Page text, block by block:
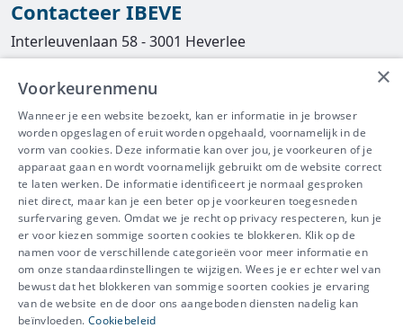
Contacteer IBEVE
Interleuvenlaan 58 - 3001 Heverlee
016/390490
info@ibeve.be
asbest@ibeve.be
Ondernemingsnummer: 0436 612 044
IBEVE maakt deel uit van Groep
IDEWE
Disclaimer-Privacy-Cookiebeleid
×
Voorkeurenmenu
Wanneer je een website bezoekt, kan er informatie in je browser
worden opgeslagen of eruit worden opgehaald, voornamelijk in de
vorm van cookies. Deze informatie kan over jou, je voorkeuren of je
apparaat gaan en wordt voornamelijk gebruikt om de website correct
te laten werken. De informatie identificeert je normaal gesproken
niet direct, maar kan je een beter op je voorkeuren toegesneden
surfervaring geven. Omdat we je recht op privacy respecteren, kun je
er voor kiezen sommige soorten cookies te blokkeren. Klik op de
namen voor de verschillende categorieën voor meer informatie en
om onze standaardinstellingen te wijzigen. Wees je er echter wel van
bewust dat het blokkeren van sommige soorten cookies je ervaring
van de website en de door ons aangeboden diensten nadelig kan
beïnvloeden. Cookiebeleid